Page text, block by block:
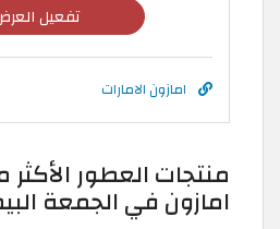
تفعيل
امازون الامارات
منتجات العطور الأكثر
امازون في الجمعة البيضاء